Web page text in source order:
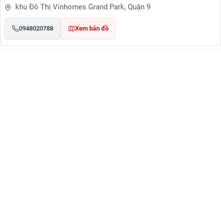
khu Đô Thị Vinhomes Grand Park, Quận 9
0948020788 Xem bản đồ